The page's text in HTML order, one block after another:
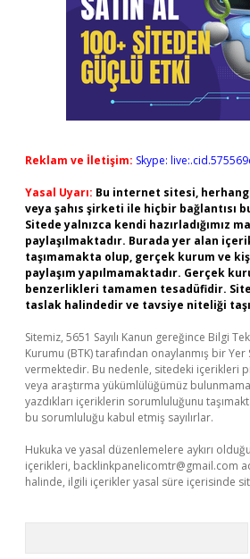
Reklam ve İletişim: Skype:
Yasal Uyarı: Bu internet sitesi,
veya şahıs şirketi ile hiçbir bağlantısı
Sitede yalnızca kendi hazırladığımız
paylaşılmaktadır. Burada yer alan
taşımamakta olup, gerçek kurum ve
paylaşım yapılmamaktadır. Gerçek
benzerlikleri tamamen tesadüfidir.
taslak halindedir ve tavsiye niteliği
Sitemiz, 5651 Sayılı Kanun gereğince Bilgi
Kurumu (BTK) tarafından onaylanmış bir Yer
vermektedir. Bu nedenle, sitedeki içerikleri
veya araştırma yükümlülüğümüz
yazdıkları içeriklerin sorumluluğunu
bu sorumluluğu kabul etmiş sayılırlar.
Hukuka ve yasal düzenlemelere aykırı
içerikleri, backlinkpanelicomtr@gmail.com
halinde, ilgili içerikler yasal süre içerisinde